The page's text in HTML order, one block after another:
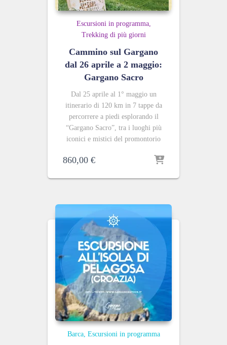
Escursioni in programma
Trekking di più giorni
Cammino sul Gargano
dal 26 aprile a 2 maggio:
Gargano Sacro
Dal 25 aprile al 1° maggio un
itinerario di 120 km in 7 tappe da
percorrere a piedi esplorando il
“Gargano Sacro”, tra i luoghi più
iconici e mistici del promontorio
860,00 €
Barca Escursioni in programma